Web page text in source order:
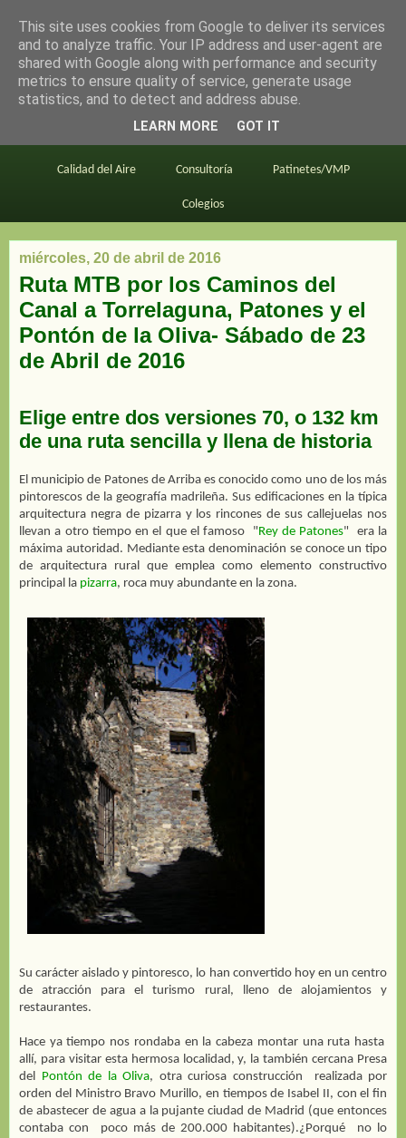
en bici por madrid
Este blog BiciMAD Primeros consejos
Calidad del Aire Consultoría Patinetes/VMP
Colegios
miércoles, 20 de abril de 2016
Ruta MTB por los Caminos del
Canal a Torrelaguna, Patones y el
Pontón de la Oliva- Sábado de 23
de Abril de 2016
Elige entre dos versiones 70, o 132 km
de una ruta sencilla y llena de historia
El municipio de Patones de Arriba es conocido como uno de los más
pintorescos de la geografía madrileña. Sus edificaciones en la típica
arquitectura negra de pizarra y los rincones de sus callejuelas nos
llevan a otro tiempo en el que el famoso
" Rey de Patones"
era la
máxima autoridad. Mediante esta denominación se conoce un tipo
de arquitectura rural que emplea como elemento constructivo
principal la pizarra, roca muy abundante en la zona.
Su carácter aislado y pintoresco, lo han convertido hoy en un centro
de atracción para el turismo rural, lleno de alojamientos y
restaurantes.
Hace ya tiempo nos rondaba en la cabeza montar una ruta hasta
allí, para visitar esta hermosa localidad, y, la también cercana Presa
del Pontón de la Oliva, otra curiosa construcción
realizada por
orden del Ministro Bravo Murillo, en tiempos de Isabel II, con el fin
de abastecer de agua a la pujante ciudad de Madrid (que entonces
contaba con
poco más de 200.000 habitantes).¿Porqué
no lo
This site uses cookies from Google to deliver its services
and to analyze traffic. Your IP address and user-agent are
shared with Google along with performance and security
metrics to ensure quality of service, generate usage
statistics, and to detect and address abuse.
LEARN MORE GOT IT